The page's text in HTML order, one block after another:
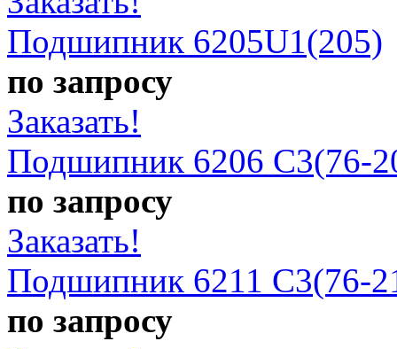
Подшипник 6205U1(205)
по запросу
Заказать!
Подшипник 6206 C3(76-
по запросу
Заказать!
Подшипник 6211 C3(76-
по запросу